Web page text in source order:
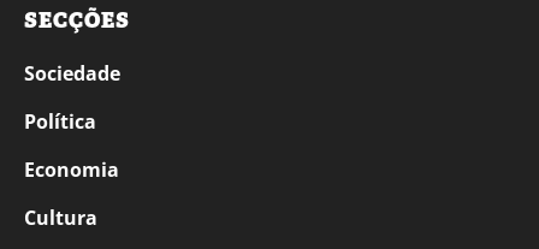
SECÇÕES
Sociedade
Política
Economia
Cultura